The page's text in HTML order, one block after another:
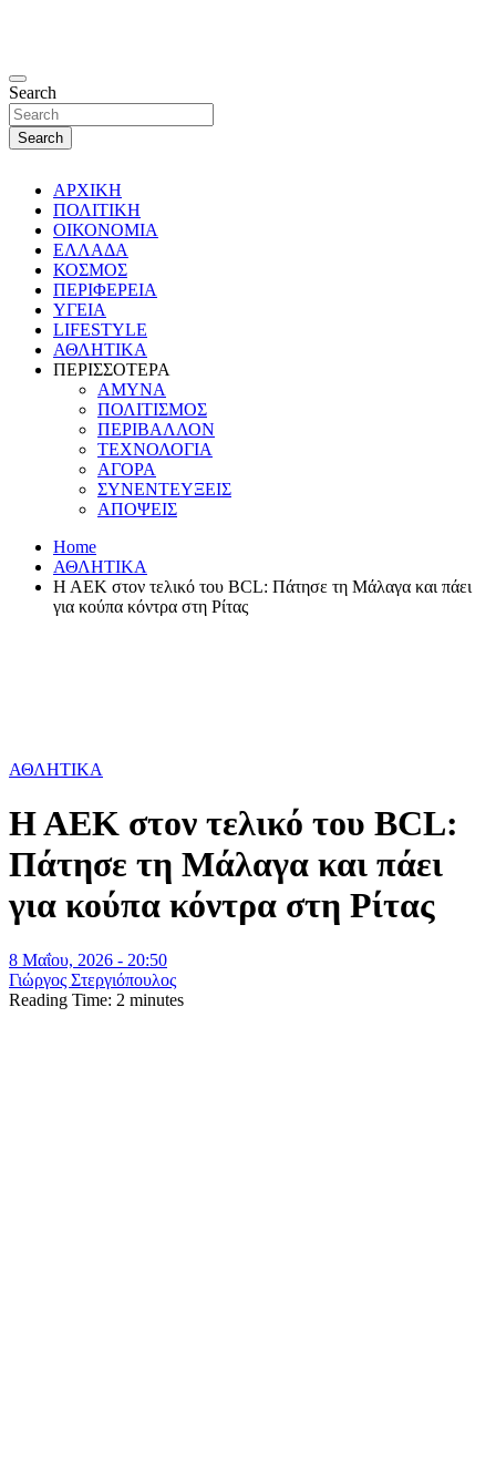
Search
Search
ΑΡΧΙΚΗ
ΠΟΛΙΤΙΚΗ
ΟΙΚΟΝΟΜΙΑ
ΕΛΛΑΔΑ
ΚΟΣΜΟΣ
ΠΕΡΙΦΕΡΕΙΑ
ΥΓΕΙΑ
LIFESTYLE
ΑΘΛΗΤΙΚΑ
ΠΕΡΙΣΣΟΤΕΡΑ
ΑΜΥΝΑ
ΠΟΛΙΤΙΣΜΟΣ
ΠΕΡΙΒΑΛΛΟΝ
ΤΕΧΝΟΛΟΓΙΑ
ΑΓΟΡΑ
ΣΥΝΕΝΤΕΥΞΕΙΣ
ΑΠΟΨΕΙΣ
Home
ΑΘΛΗΤΙΚΑ
Η ΑΕΚ στον τελικό του BCL: Πάτησε τη Μάλαγα και πάει
για κούπα κόντρα στη Ρίτας
ΑΘΛΗΤΙΚΑ
Η ΑΕΚ στον τελικό του BCL:
Πάτησε τη Μάλαγα και πάει
για κούπα κόντρα στη Ρίτας
8 Μαΐου, 2026 - 20:50
Γιώργος Στεργιόπουλος
Reading Time: 2 minutes